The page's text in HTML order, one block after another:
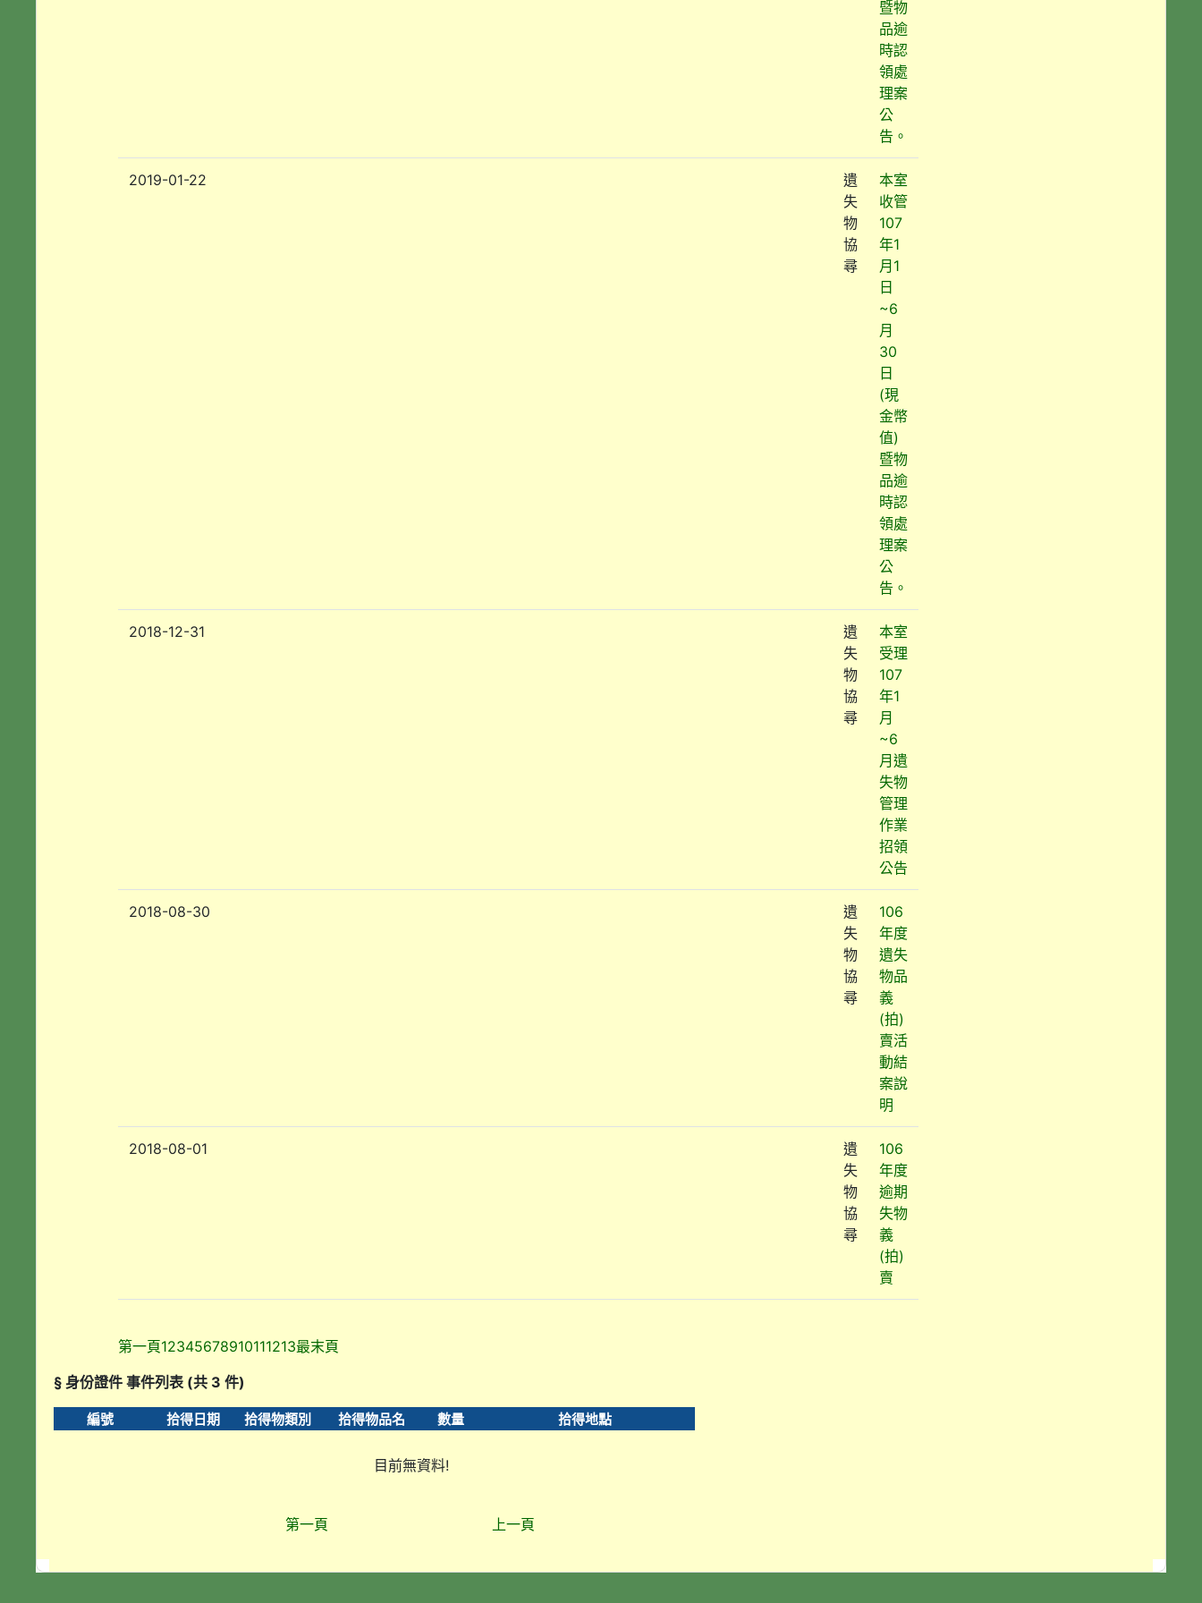
暨物
品逾
時認
領處
理案
公
告。
2019-01-22
遺
失
物
協
尋
本室
收管
107
年1
月1
日
~6
月
30
日
(現
金幣
值)
暨物
品逾
時認
領處
理案
公
告。
2018-12-31
遺
失
物
協
尋
本室
受理
107
年1
月
~6
月遺
失物
管理
作業
招領
公告
2018-08-30
遺
失
物
協
尋
106
年度
遺失
物品
義
(拍)
賣活
動結
案說
明
2018-08-01
遺
失
物
協
尋
106
年度
逾期
失物
義
(拍)
賣
第一頁12345678910111213最末頁
§ 身份證件 事件列表 (共 3 件)
編號 拾得日期 拾得物類別 拾得物品名 數量 拾得地點
目前無資料!
第一頁 上一頁